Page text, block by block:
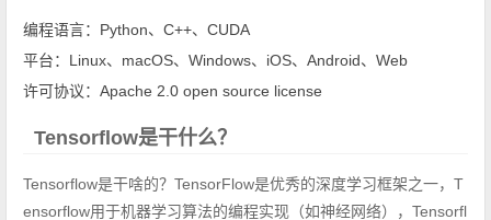
编程语言：Python、C++、CUDA
平台：Linux、macOS、Windows、iOS、Android、Web
许可协议：Apache 2.0 open source license
Tensorflow是干什么？
Tensorflow是干啥的？TensorFlow是优秀的深度学习框架之一，T
ensorflow用于机器学习算法的编程实现（如神经网络），Tensorfl